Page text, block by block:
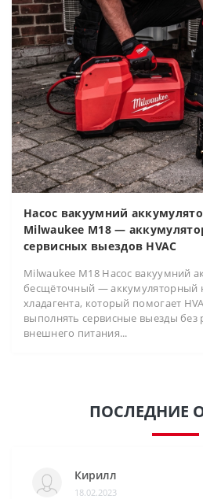
Насос вакуумний
Milwaukee M18 —
сервисных выездов HVAC
Milwaukee M18 Насос вакуумний
бесщёточный — аккумуляторный
хладагента, который помогает
выполнять сервисные выезды без
внешнего питания...
ПОСЛЕДНИЕ
Кирилл
18.02.2023